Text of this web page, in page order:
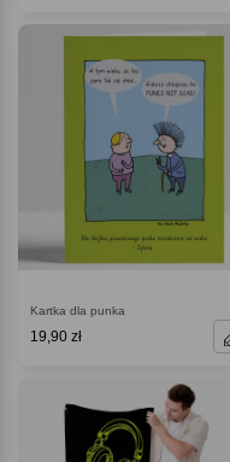
Kartka dla punka
19,90 zł